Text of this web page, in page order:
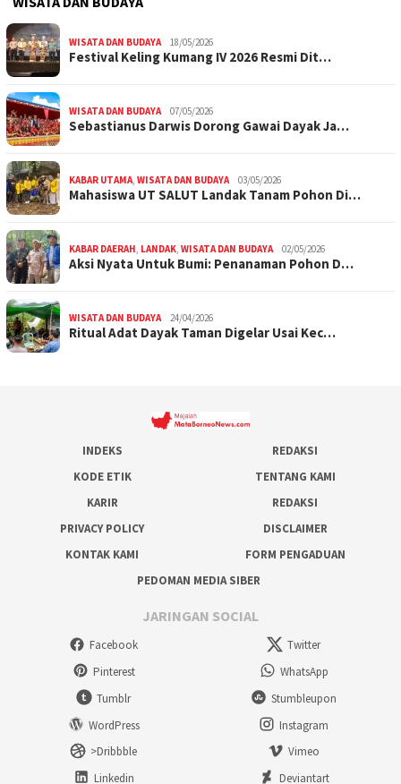
WISATA DAN BUDAYA 18/05/2026
Festival Keling Kumang IV 2026 Resmi Dit…
WISATA DAN BUDAYA 07/05/2026
Sebastianus Darwis Dorong Gawai Dayak Ja…
KABAR UTAMA, WISATA DAN BUDAYA 03/05/2026
Mahasiswa UT SALUT Landak Tanam Pohon Di…
KABAR DAERAH, LANDAK, WISATA DAN BUDAYA 02/05/2026
Aksi Nyata Untuk Bumi: Penanaman Pohon D…
WISATA DAN BUDAYA 24/04/2026
Ritual Adat Dayak Taman Digelar Usai Kec…
INDEKS
REDAKSI
KODE ETIK
TENTANG KAMI
KARIR
REDAKSI
PRIVACY POLICY
DISCLAIMER
KONTAK KAMI
FORM PENGADUAN
PEDOMAN MEDIA SIBER
JARINGAN SOCIAL
Facebook
Twitter
Pinterest
WhatsApp
Tumblr
Stumbleupon
WordPress
Instagram
>Dribbble
Vimeo
Linkedin
Deviantart